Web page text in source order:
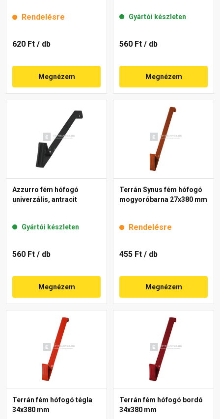
Rendelésre
620 Ft / db
Megnézem
Gyártói készleten
560 Ft / db
Megnézem
Azzurro fém hófogó
univerzális, antracit
Gyártói készleten
560 Ft / db
Megnézem
Terrán Synus fém hófogó
mogyoróbarna 27x380 mm
Rendelésre
455 Ft / db
Megnézem
Terrán fém hófogó tégla
34x380 mm
Terrán fém hófogó bordó
34x380 mm